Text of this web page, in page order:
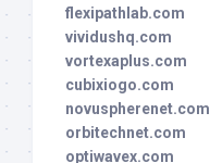
flexipathlab.com
vividushq.com
vortexaplus.com
cubixiogo.com
novuspherenet.com
orbitechnet.com
optiwavex.com